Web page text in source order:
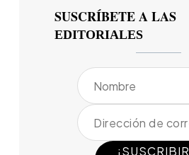
SUSCRÍBETE A LAS
EDITORIALES